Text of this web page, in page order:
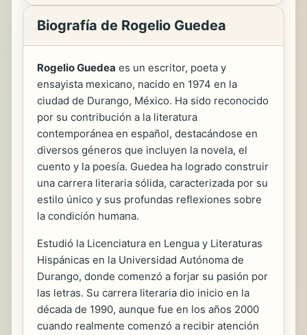
Biografía de Rogelio Guedea
Rogelio Guedea es un escritor, poeta y
ensayista mexicano, nacido en 1974 en la
ciudad de Durango, México. Ha sido reconocido
por su contribución a la literatura
contemporánea en español, destacándose en
diversos géneros que incluyen la novela, el
cuento y la poesía. Guedea ha logrado construir
una carrera literaria sólida, caracterizada por su
estilo único y sus profundas reflexiones sobre
la condición humana.
Estudió la Licenciatura en Lengua y Literaturas
Hispánicas en la Universidad Autónoma de
Durango, donde comenzó a forjar su pasión por
las letras. Su carrera literaria dio inicio en la
década de 1990, aunque fue en los años 2000
cuando realmente comenzó a recibir atención